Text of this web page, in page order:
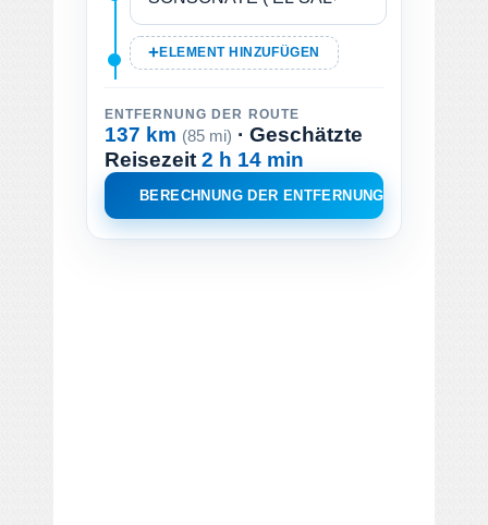
ELEMENT HINZUFÜGEN
ENTFERNUNG DER ROUTE
137 km (85 mi) · Geschätzte
Reisezeit2 h 14 min
BERECHNUNG DER ENTFERNUNG